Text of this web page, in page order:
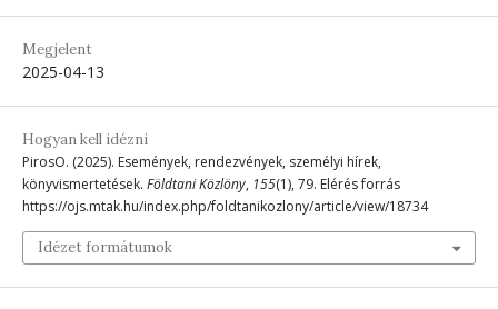
Megjelent
2025-04-13
Hogyan kell idézni
PirosO. (2025). Események, rendezvények, személyi hírek,
könyvismertetések. Földtani Közlöny, 155(1), 79. Elérés forrás
https://ojs.mtak.hu/index.php/foldtanikozlony/article/view/18734
Idézet formátumok